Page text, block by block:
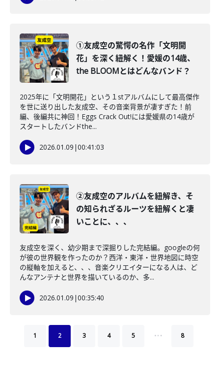
①友成空の驚愕の名作「文明開
花」を深く紐解く！愛媛の14歳、
the BLOOMとはどんなバンド？
2025年に「文明開花」という１stアルバムにして最高傑作
を世に送り出した友成空、その音楽背景が凄すぎた！前
編、後編共に神回！Eggs Crack Out!には愛媛県の14歳が
スタートしたバンドthe...
2026.01.09 |00:41:03
②友成空のアルバムを紐解き、そ
の知られざるルーツを紐解くと凄
いことに、、、
友成空を深く、幼少期まで深掘りした完結編。googleの何
が彼の世界観を作ったのか？西洋・東洋・世界地図に時空
の縦軸を加えると、、、音楽クリエイターになる人は、ど
んなアンテナと世界を描いているのか、多...
2026.01.09 |00:35:40
1 2 3 4 5 … 8